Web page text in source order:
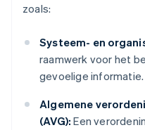
zoals:
Systeem- en
raamwerk voor het
gevoelige informatie.
Algemene
(AVG): Een